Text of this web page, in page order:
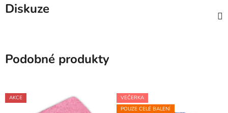
Diskuze
Podobné produkty
AKCE
VEČERKA
POUZE CELÉ BALENÍ